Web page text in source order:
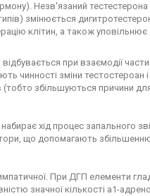
Незв'язаний тестестерона
змінюється
клітин, а також уповільнює
відбувається при взаємодії
чинності зміни
збільшуються причини
хід процес запального
що допомагають
При ДГП елементи
значної кількості а1-